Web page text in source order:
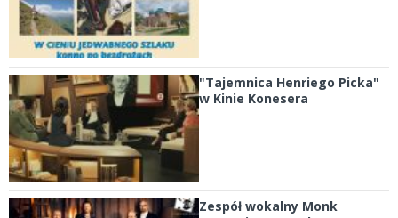
"Tajemnica Henriego Picka"
w Kinie Konesera
Zespół wokalny Monk